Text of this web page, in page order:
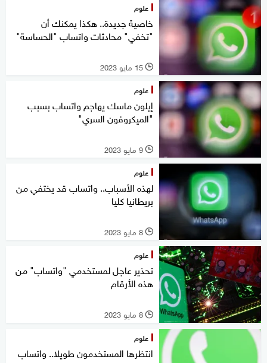
علوم
خاصية جديدة.. هكذا يمكنك أن
"تخفي" محادثات واتساب "الحساسة"
l 15 مايو 2023
علوم
إيلون ماسك يهاجم واتساب بسبب
"الميكروفون السري"
l 9 مايو 2023
علوم
لهذه الأسباب.. واتساب قد يختفي من
بريطانيا كليا
l 8 مايو 2023
علوم
تحذير عاجل لمستخدمي "واتساب" من
هذه الأرقام
l 8 مايو 2023
علوم
انتظرها المستخدمون طويلا.. واتساب